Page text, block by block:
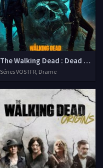
The Walking Dead : Dead City
Séries VOSTFR, Drame